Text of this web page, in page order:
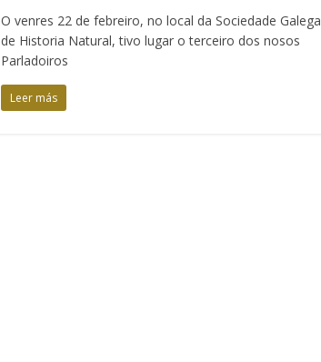
O venres 22 de febreiro, no local da Sociedade Galega
de Historia Natural, tivo lugar o terceiro dos nosos
Parladoiros
Leer más